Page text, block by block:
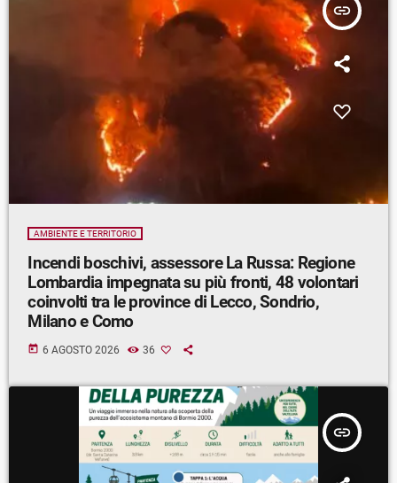
insert_link
AMBIENTE E TERRITORIO
Incendi boschivi, assessore La Russa: Regione
Lombardia impegnata su più fronti, 48 volontari
coinvolti tra le province di Lecco, Sondrio,
Milano e Como
today 6 AGOSTO 2026 36
insert_link